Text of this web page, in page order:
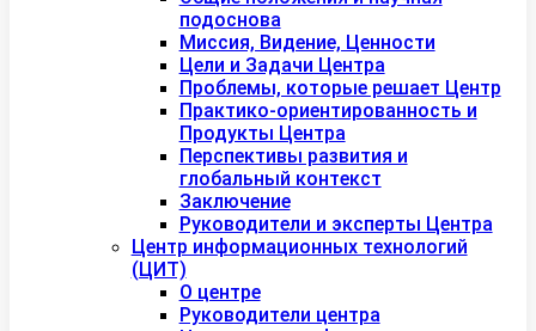
подоснова
Миссия, Видение, Ценности
Цели и Задачи Центра
Проблемы, которые решает Центр
Практико-ориентированность и
Продукты Центра
Перспективы развития и
глобальный контекст
Заключение
Руководители и эксперты Центра
Центр информационных технологий
(ЦИТ)
О центре
Руководители центра